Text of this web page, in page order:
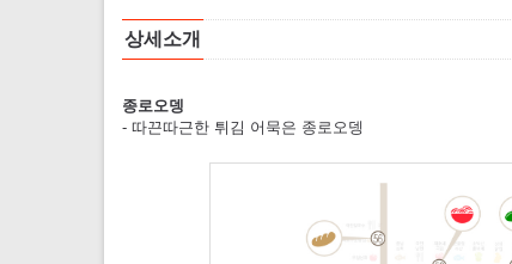
상세소개
종로오뎅
- 따끈따근한 튀김 어묵은 종로오뎅